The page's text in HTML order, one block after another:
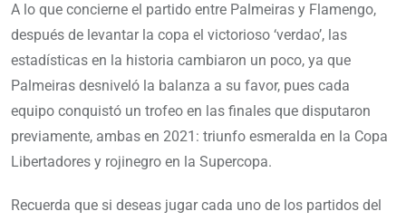
A lo que concierne el partido entre Palmeiras y Flamengo,
después de levantar la copa el victorioso ‘verdao’, las
estadísticas en la historia cambiaron un poco, ya que
Palmeiras desniveló la balanza a su favor, pues cada
equipo conquistó un trofeo en las finales que disputaron
previamente, ambas en 2021: triunfo esmeralda en la Copa
Libertadores y rojinegro en la Supercopa.
Recuerda que si deseas jugar cada uno de los partidos del